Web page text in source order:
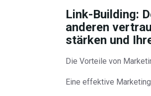
Link-Building:
anderen
stärken und
Die Vorteile von
Eine effektive